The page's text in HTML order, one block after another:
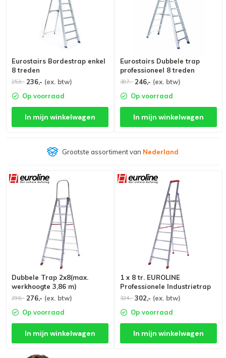
Eurostairs Bordestrap enkel
8 treden
253,- 236,- (ex. btw)
Op voorraad
In mijn winkelwagen
Eurostairs Dubbele trap
professioneel 8 treden
307,- 246,- (ex. btw)
Op voorraad
In mijn winkelwagen
Grootste assortiment van Nederland
Dubbele Trap 2x8(max.
werkhoogte 3,86 m)
296,- 276,- (ex. btw)
Op voorraad
In mijn winkelwagen
1 x 8 tr. EUROLINE
Professionele Industrietrap
324,- 302,- (ex. btw)
Op voorraad
In mijn winkelwagen